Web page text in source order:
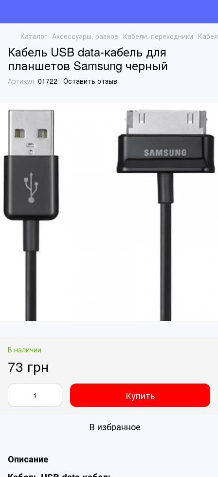
Каталог Аксессуары, разное Кабели, переходники
Кабель USB data-кабель для
планшетов Samsung черный
Артикул: 01722 Оставить отзыв
В наличии
73 грн
Купить
В избранное
Описание